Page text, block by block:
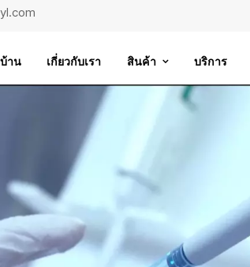
บ้าน เกี่ยวกับเรา สินค้า บริการ